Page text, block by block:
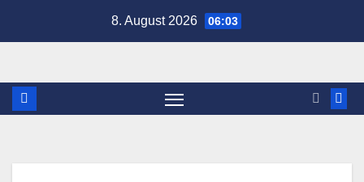
8. August 2026 06:03